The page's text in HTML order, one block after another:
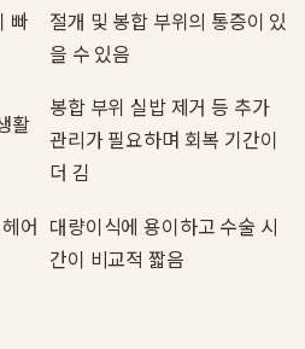
빠
절개 및 봉합 부위의 통증이 있
을 수 있음
활
봉합 부위 실밥 제거 등 추가
관리가 필요하며 회복 기간이
더 김
어 대량이식에 용이하고 수술 시
간이 비교적 짧음